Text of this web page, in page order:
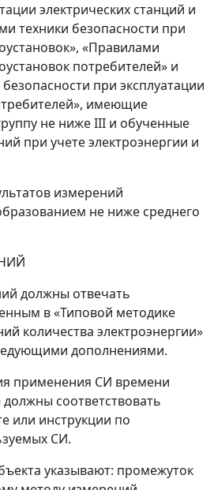
электрических станций и
техники безопасности при
«Правилами
потребителей» и
при эксплуатации
имеющие
не ниже III и обученные
при учете электроэнергии и
измерений
не ниже среднего
должны отвечать
в «Типовой методике
количества электроэнергии»
дополнениями.
применения СИ времени
соответствовать
или инструкции по
СИ.
указывают: промежуток